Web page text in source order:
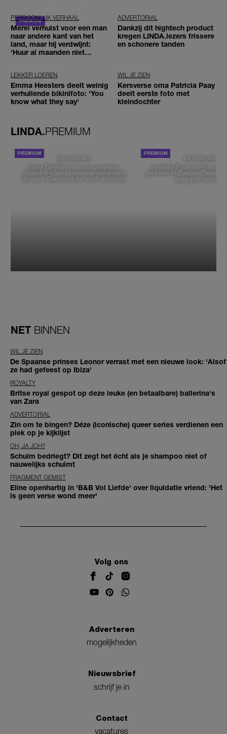
PERSOONLIJK VERHAAL
Merel verhuist voor een man
naar andere kant van het
land, maar hij verdwijnt:
'Huur al maanden niet
ADVERTORIAL
Dankzij dit hightech product
kregen LINDA.lezers frissere
en schonere tanden
LEKKER LOEREN
Emma Heesters deelt weinig
verhullende bikinifoto: 'You
know what they say'
WIL JE ZIEN
Kersverse oma Patricia Paay
deelt eerste foto met
kleindochter
LINDA.PREMIUM
DE STAD VAN
Elske DeWall over Leeuwarden,
muziek en haar favoriete plekken in
de stad: 'Een stad die voelt als thuis'
DE STAD VAN
Isabelle Boer deelt haar
plekken in Zwolle: 'Deze
graag verborgen'
NET BINNEN
WIL JE ZIEN
De Spaanse prinses Leonor verrast met een nieuwe look: 'Alsof
ze had gefeest op Ibiza'
ROYALTY
Britse royal gespot op deze leuke (en betaalbare) ballerina's
van Zara
ADVERTORIAL
Zin om te bingen? Déze (iconische) queer series verdienen een
plek op je kijklijst
OH, JA JOH?
Schuim bedriegt? Dit zegt het écht als je shampoo niet of
nauwelijks schuimt
FRAGMENT GEMIST
Eline openhartig in 'B&B Vol Liefde' over liquidatie vriend: 'Het
is geen verse wond meer'
Volg ons
Adverteren
mogelijkheden
Nieuwsbrief
schrijf je in
Contact
vacatures